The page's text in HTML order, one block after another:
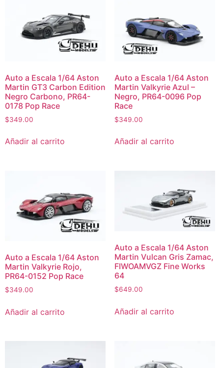
Auto a Escala 1/64 Aston
Martin GT3 Carbon Edition
Negro Carbono, PR64-
0178 Pop Race
$349.00
Añadir al carrito
Auto a Escala 1/64 Aston
Martin Valkyrie Azul –
Negro, PR64-0096 Pop
Race
$349.00
Añadir al carrito
Auto a Escala 1/64 Aston
Martin Valkyrie Rojo,
PR64-0152 Pop Race
$349.00
Añadir al carrito
Auto a Escala 1/64 Aston
Martin Vulcan Gris Zamac,
FIWOAMVGZ Fine Works
64
$649.00
Añadir al carrito